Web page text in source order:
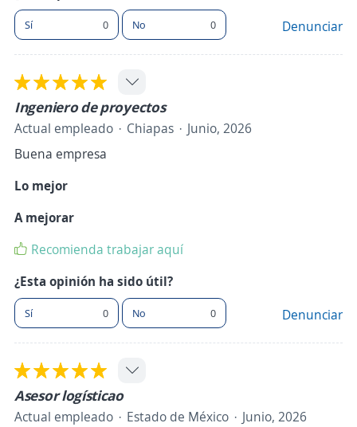
Sí 0 No 0 Denunciar
Ingeniero de proyectos
Actual empleado Chiapas
Junio, 2026
Buena empresa
Lo mejor
A mejorar
Recomienda trabajar aquí
¿Esta opinión ha sido útil?
Sí 0 No 0 Denunciar
Asesor logísticao
Actual empleado Estado de México
Junio, 2026